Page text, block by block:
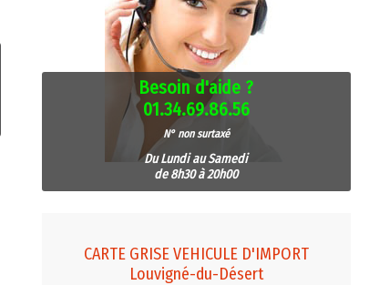
Besoin d'aide ?
01.34.69.86.56
N° non surtaxé
Du Lundi au Samedi
de 8h30 à 20h00
CARTE GRISE VEHICULE D'IMPORT
Louvigné-du-Désert